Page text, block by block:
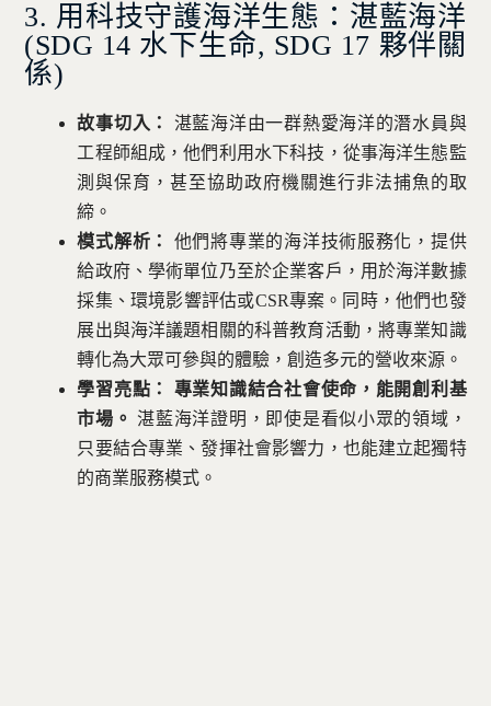
3. 用科技守護海洋生態：湛藍海洋
(SDG 14 水下生命, SDG 17 夥伴關
係)
故事切入：
湛藍海洋由一群熱愛海洋的潛水員與
工程師組成，他們利用水下科技，從事海洋生態監
測與保育，甚至協助政府機關進行非法捕魚的取
締。
模式解析：
他們將專業的海洋技術服務化，提供
給政府、學術單位乃至於企業客戶，用於海洋數據
採集、環境影響評估或CSR專案。同時，他們也發
展出與海洋議題相關的科普教育活動，將專業知識
轉化為大眾可參與的體驗，創造多元的營收來源。
學習亮點：
專業知識結合社會使命，能開創利基
市場。
湛藍海洋證明，即使是看似小眾的領域，
只要結合專業、發揮社會影響力，也能建立起獨特
的商業服務模式。